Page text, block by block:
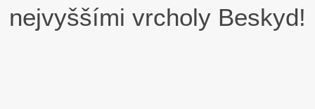
nejvyššími vrcholy Beskyd!